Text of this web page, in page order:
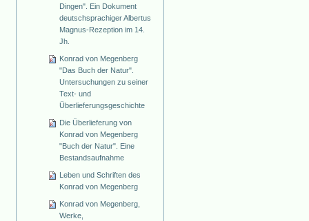
Dingen". Ein Dokument
deutschsprachiger Albertus
Magnus-Rezeption im 14.
Jh.
Konrad von Megenberg
"Das Buch der Natur".
Untersuchungen zu seiner
Text- und
Überlieferungsgeschichte
Die Überlieferung von
Konrad von Megenberg
"Buch der Natur". Eine
Bestandsaufnahme
Leben und Schriften des
Konrad von Megenberg
Konrad von Megenberg,
Werke,